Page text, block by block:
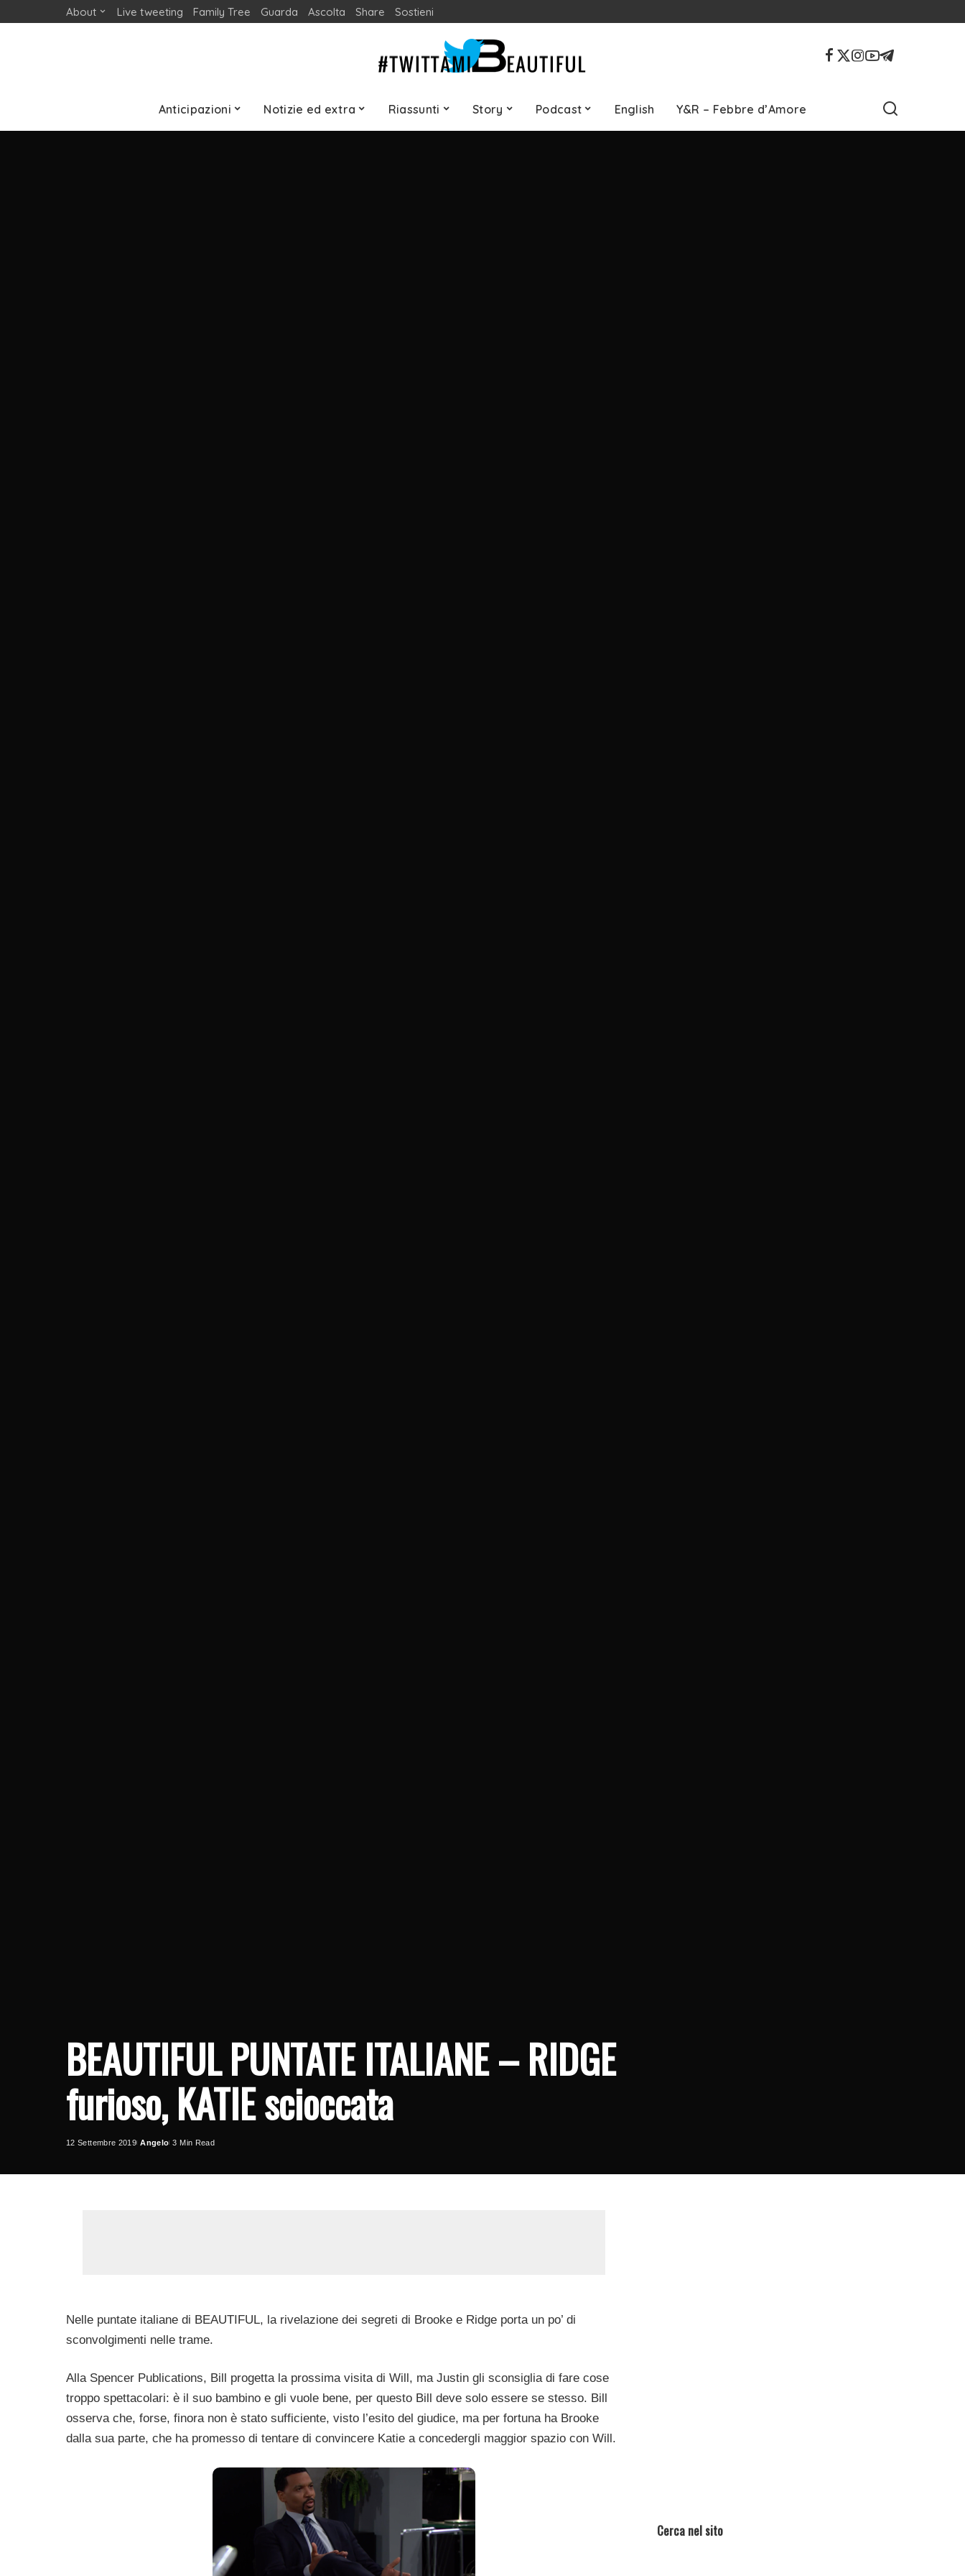
About Live tweeting Family Tree Guarda Ascolta Share Sostieni
Anticipazioni Notizie ed extra Riassunti Story Podcast English Y&R – Febbre d’Amore
BEAUTIFUL PUNTATE ITALIANE – RIDGE
furioso, KATIE scioccata
12 Settembre 2019
Posted
Angelo 3 Min Read
Nelle puntate italiane di BEAUTIFUL, la rivelazione dei segreti di Brooke e Ridge porta un po’ di
sconvolgimenti nelle trame.
Alla Spencer Publications, Bill progetta la prossima visita di Will, ma Justin gli sconsiglia di fare cose
troppo spettacolari: è il suo bambino e gli vuole bene, per questo Bill deve solo essere se stesso. Bill
osserva che, forse, finora non è stato sufficiente, visto l’esito del giudice, ma per fortuna ha Brooke
dalla sua parte, che ha promesso di tentare di convincere Katie a concedergli maggior spazio con Will.
Cerca nel sito